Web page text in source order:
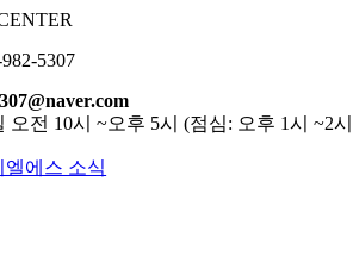
5307
오전 10시 ~오후 5시 (점심: 오후 1시 ~2
엘에스 소식